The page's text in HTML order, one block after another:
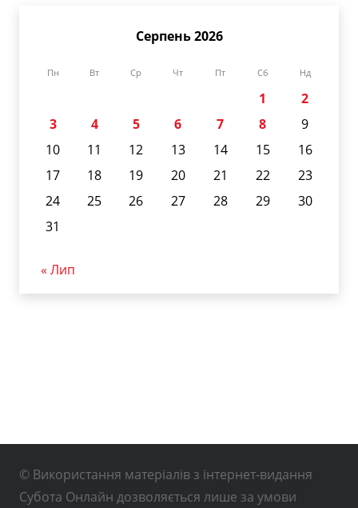
Серпень 2026
Пн Вт Ср Чт Пт Сб Нд
1
2
3
4 5 6 7 8
9
10
11 12 13 14 15
16
17
18 19 20 21 22
23
24
25 26 27 28 29
30
31
« Лип
© Використання матеріалів з інтернет-видання
Субота Онлайн дозволяється лише за умови